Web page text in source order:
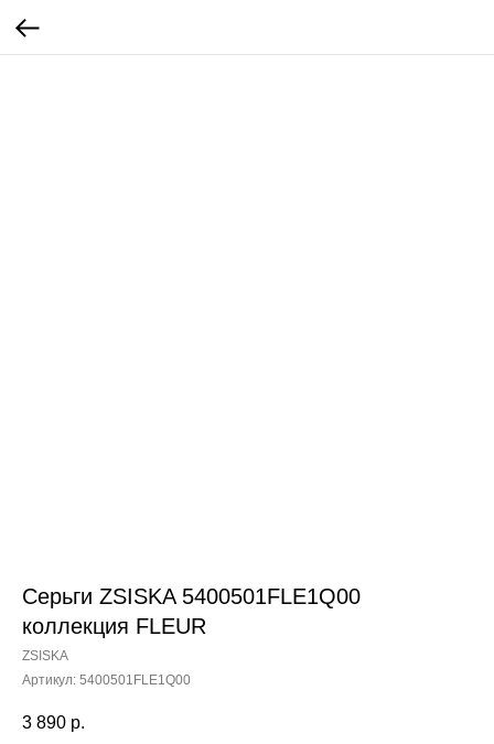
Серьги ZSISKA 5400501FLE1Q00
коллекция FLEUR
ZSISKA
Артикул: 5400501FLE1Q00
3 890 р.